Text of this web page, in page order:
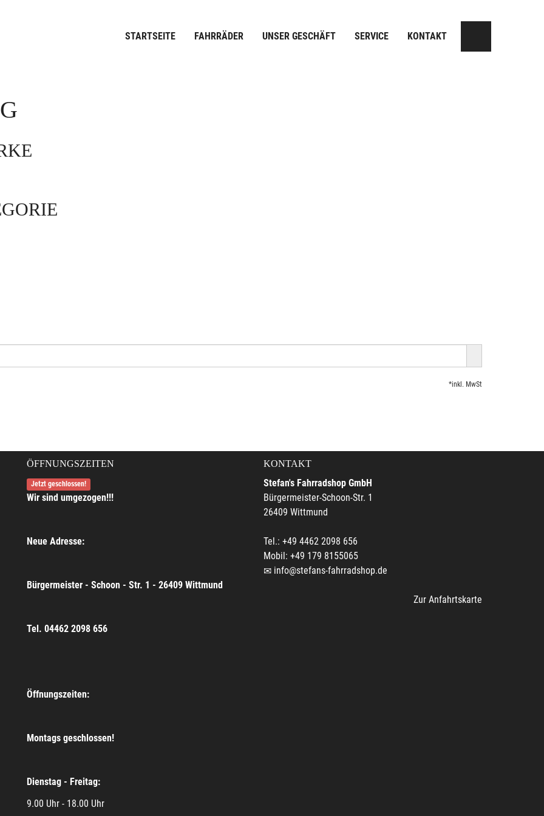
STARTSEITE FAHRRÄDER UNSER GESCHÄFT SERVICE KONTAKT
*inkl. MwSt
ÖFFNUNGSZEITEN
Jetzt geschlossen!
Wir sind umgezogen!!!
Neue Adresse:
Bürgermeister - Schoon - Str. 1 - 26409 Wittmund
Tel. 04462 2098 656
Öffnungszeiten:
Montags geschlossen!
Dienstag - Freitag:
9.00 Uhr - 18.00 Uhr
KONTAKT
Stefan's Fahrradshop GmbH
Bürgermeister-Schoon-Str. 1
26409 Wittmund
Tel.: +49 4462 2098 656
Mobil: +49 179 8155065
info@stefans-fahrradshop.de
Zur Anfahrtskarte